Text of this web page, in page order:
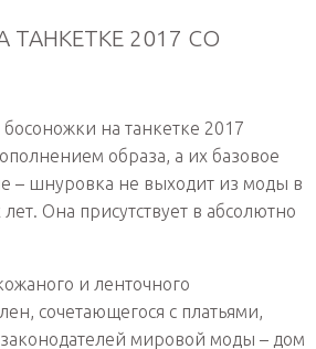
2017 СО
на танкетке 2017
образа, а их базовое
– шнуровка не выходит из моды в
Она присутствует в абсолютно
и ленточного
сочетающегося с платьями,
мировой моды – дом